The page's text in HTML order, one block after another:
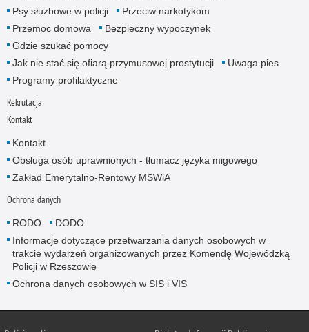
Psy służbowe w policji
Przeciw narkotykom
Przemoc domowa
Bezpieczny wypoczynek
Gdzie szukać pomocy
Jak nie stać się ofiarą przymusowej prostytucji
Uwaga pies
Programy profilaktyczne
Rekrutacja
Kontakt
Kontakt
Obsługa osób uprawnionych - tłumacz języka migowego
Zakład Emerytalno-Rentowy MSWiA
Ochrona danych
RODO
DODO
Informacje dotyczące przetwarzania danych osobowych w
trakcie wydarzeń organizowanych przez Komendę Wojewódzką
Policji w Rzeszowie
Ochrona danych osobowych w SIS i VIS